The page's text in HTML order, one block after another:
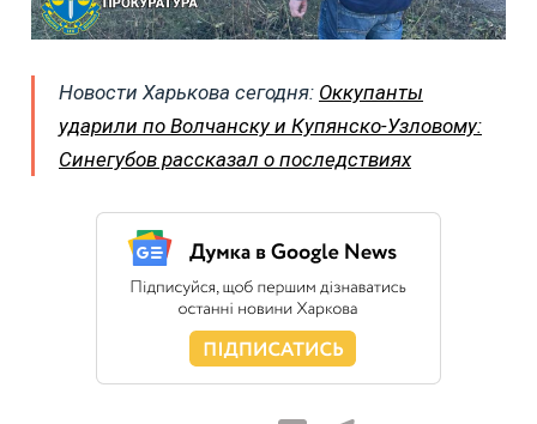
Новости Харькова сегодня: Оккупанты
ударили по Волчанску и Купянско-Узловому:
Синегубов рассказал о последствиях